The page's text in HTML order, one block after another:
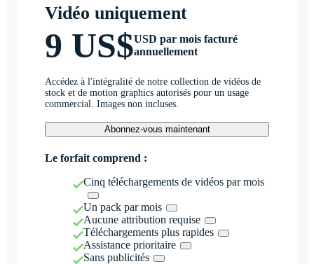
Vidéo uniquement
9 US$USD par mois facturé
annuellement
Accédez à l'intégralité de notre collection de vidéos de
stock et de motion graphics autorisés pour un usage
commercial. Images non incluses.
Abonnez-vous maintenant
Le forfait comprend :
Cinq téléchargements de vidéos par mois
Un pack par mois
Aucune attribution requise
Téléchargements plus rapides
Assistance prioritaire
Sans publicités